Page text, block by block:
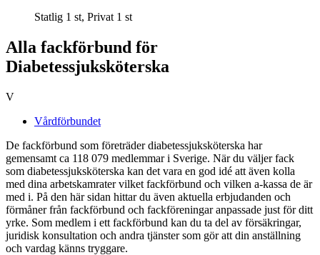
Statlig 1 st, Privat 1 st
Alla fackförbund för
Diabetessjuksköterska
V
Vårdförbundet
De fackförbund som företräder diabetessjuksköterska har
gemensamt ca 118 079 medlemmar i Sverige. När du väljer fack
som diabetessjuksköterska kan det vara en god idé att även kolla
med dina arbetskamrater vilket fackförbund och vilken a-kassa de är
med i. På den här sidan hittar du även aktuella erbjudanden och
förmåner från fackförbund och fackföreningar anpassade just för ditt
yrke. Som medlem i ett fackförbund kan du ta del av försäkringar,
juridisk konsultation och andra tjänster som gör att din anställning
och vardag känns tryggare.